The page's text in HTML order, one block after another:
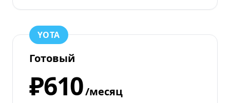
YOTA
Готовый
₽610/месяц